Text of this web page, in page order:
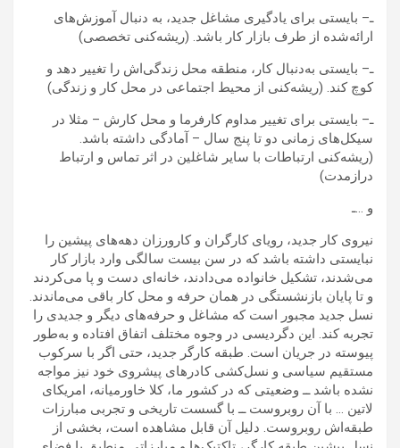
ـ– بایستی برای یادگیری مشاغل جدید، به دنبال آموزش‌های
ارائه‌شده از طرف بازار کار باشد. (ریشه‌کنی تخصصی)
ـ– بایستی به‌دنبال کار، منطقه محل زندگی‌اش را تغییر دهد و
کوچ کند. (ریشه‌کنی از محیط اجتماعی در محل کار و زندگی)
ـ– بایستی برای تغییر مداوم کارفرما و محل کارش – مثلا در
سیکل‌های زمانی دو تا پنج سال – آمادگی داشته باشد.
(ریشه‌کنی ارتباطات با سایر شاغلین در اثر تماس و ارتباط
درازمدت)
و …ـ
نیروی کار جدید، رویای کارگران و کارورزان دهه‌های پیشین را
نبایستی داشته باشد که در سن بیست سالگی وارد بازار کار
می‌شدند، تشکیل خانواده می‌دادند، خانه‌ای دست و پا می‌کردند
و تا پایان بازنشستگی در همان حرفه و محل کار باقی می‌ماندند.
نسل جدید مجبور است که مشاغل و حرفه‌های دیگر و جدیدی را
تجربه کند. این دگردیسی در وجوه مختلف اتفاق افتاده و به‌طور
پیوسته در جریان است. طبقه کارگر جدید، حتی اگر با سرکوب
مستقیم سیاسی و نسل‌کشی کادرهای پیشروی خود نیز مواجه
نشده باشد ــ وضعیتی که در کشور ما، کلا خاورمیانه، امریکای
لاتین … با آن روبروست ــ با گسست تاریخی و تجربی مبارزات
طبقه‌اش روبروست. دلیل آن قابل مشاهده است، بخشی از